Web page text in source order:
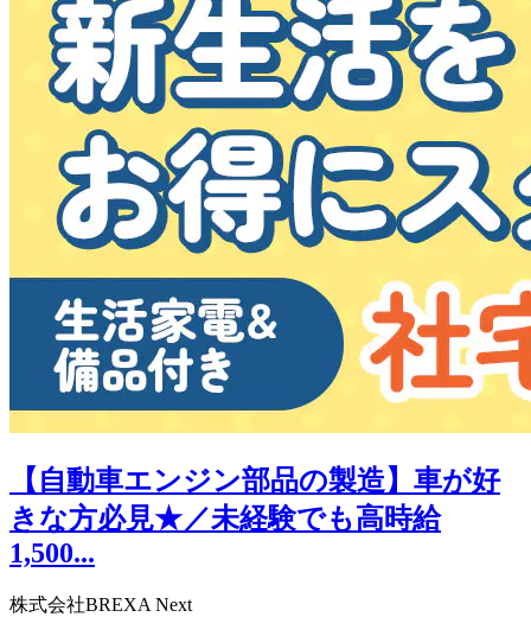
【自動車エンジン部品の製造】車が好
きな方必見★／未経験でも高時給
1,500...
株式会社BREXA Next